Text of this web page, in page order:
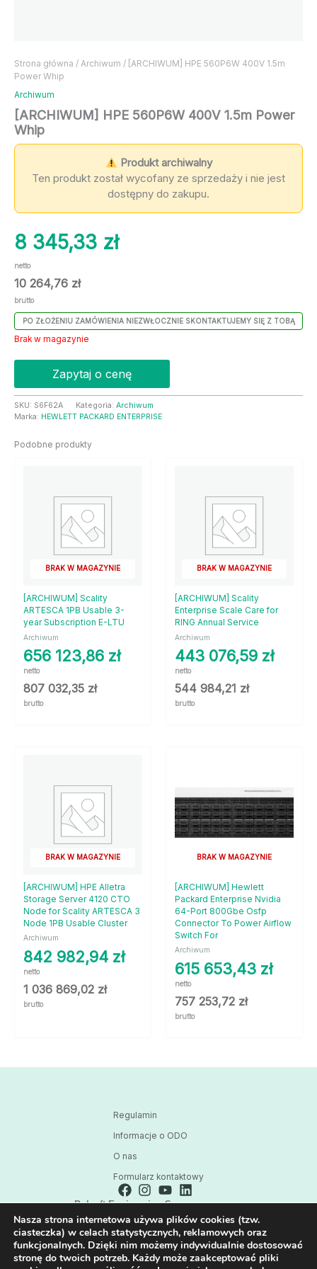
Strona główna / Archiwum / [ARCHIWUM] HPE 560P6W 400V 1.5m
Power Whip
Archiwum
[ARCHIWUM] HPE 560P6W 400V 1.5m Power
Whip
Produkt archiwalny
Ten produkt został wycofany ze sprzedaży i nie jest
dostępny do zakupu.
8 345,33 zł
netto
10 264,76 zł
brutto
PO ZŁOŻENIU ZAMÓWIENIA NIEZWŁOCZNIE SKONTAKTUJEMY SIĘ Z TOBĄ
Brak w magazynie
Zapytaj o cenę
SKU: S6F62A Kategoria: Archiwum
Marka: HEWLETT PACKARD ENTERPRISE
Podobne produkty
BRAK W MAGAZYNIE
[ARCHIWUM] Scality
ARTESCA 1PB Usable 3-
year Subscription E-LTU
Archiwum
656 123,86 zł
netto
807 032,35 zł
brutto
BRAK W MAGAZYNIE
[ARCHIWUM] Scality
Enterprise Scale Care for
RING Annual Service
Archiwum
443 076,59 zł
netto
544 984,21 zł
brutto
BRAK W MAGAZYNIE
[ARCHIWUM] HPE Alletra
Storage Server 4120 CTO
Node for Scality ARTESCA 3
Node 1PB Usable Cluster
Archiwum
842 982,94 zł
netto
1 036 869,02 zł
brutto
BRAK W MAGAZYNIE
[ARCHIWUM] Hewlett
Packard Enterprise Nvidia
64-Port 800Gbe Osfp
Connector To Power Airflow
Switch For
Archiwum
615 653,43 zł
netto
757 253,72 zł
brutto
Regulamin
Informacje o ODO
O nas
Formularz kontaktowy
Polsoft Engineering Sp. z o.o.
ul. 73 Pułku Piechoty 1, 40-467 Katowice
Skontaktuj się z nami:
32 209 80 39
Nasza strona internetowa używa plików cookies (tzw.
ciasteczka) w celach statystycznych, reklamowych oraz
funkcjonalnych. Dzięki nim możemy indywidualnie dostosować
stronę do twoich potrzeb. Każdy może zaakceptować pliki